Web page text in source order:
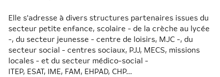
Elle s'adresse à divers structures partenaires issues du
secteur petite enfance, scolaire - de la crèche au lycée
-, du secteur jeunesse - centre de loisirs, MJC -, du
secteur social - centres sociaux, PJJ, MECS, missions
locales - et du secteur médico-social -
ITEP, ESAT, IME, FAM, EHPAD, CHP...